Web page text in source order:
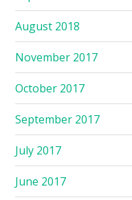
August 2018
November 2017
October 2017
September 2017
July 2017
June 2017